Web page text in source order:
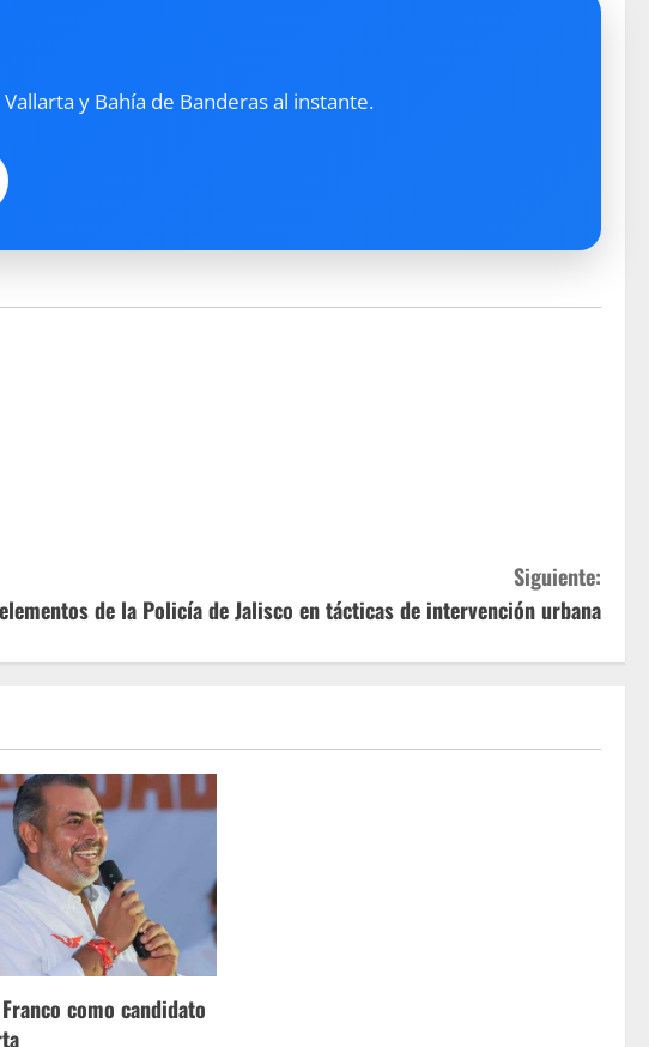
y Bahía de Banderas al instante.
Siguiente:
de la Policía de Jalisco en tácticas de intervención urbana
como candidato